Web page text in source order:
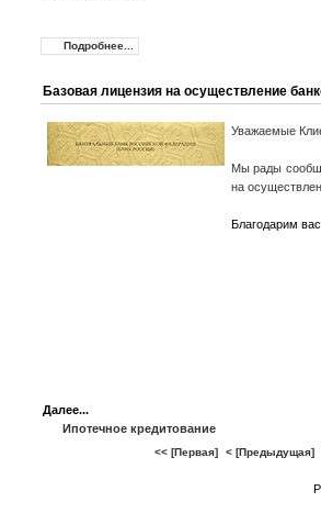
Подробнее...
Базовая лицензия на осуществление
Уважаемые
Мы рады
на
Благодарим
Далее...
Ипотечное кредитование
<< [Первая] < [Предыдущая]